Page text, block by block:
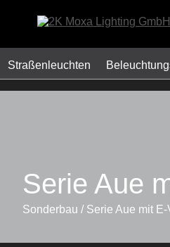
Straßenleuchten
Serie Aue
Sonderbau / Serie Aue mit